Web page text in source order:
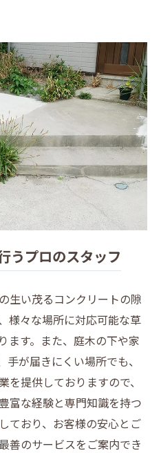
うプロのスタッフ
生い茂るコンクリートの隙
様々な場所に対応可能な草
ます。また、庭木の下や家
が届きにくい場所でも、
提供しておりますので、
富な経験と専門知識を持つ
ており、お客様の安心とご
善のサービスをご案内でき